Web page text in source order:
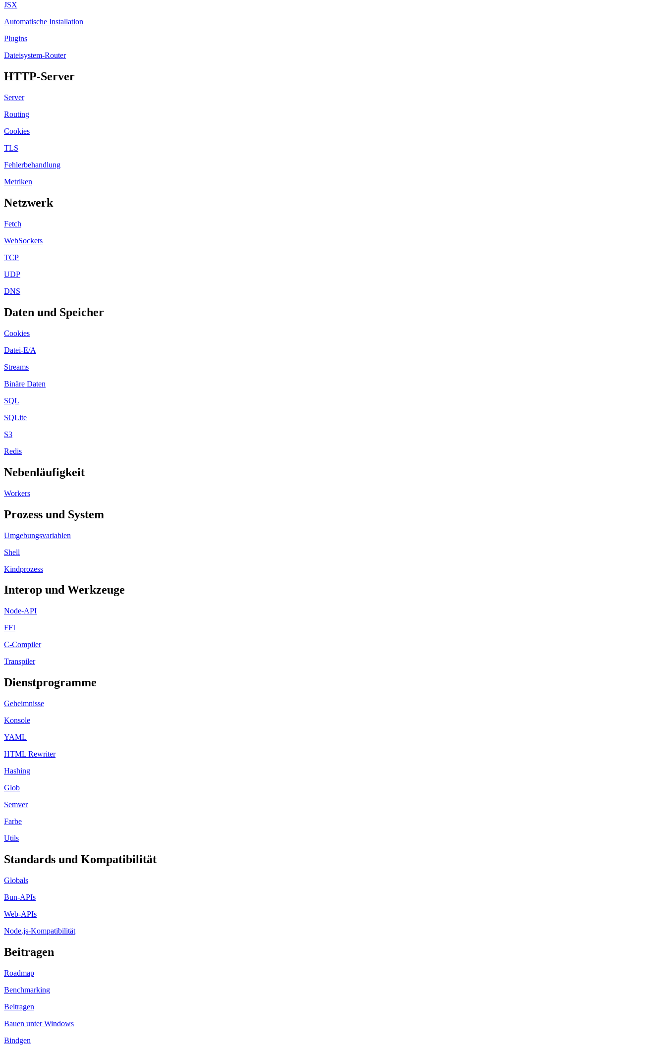
JSX
Automatische Installation
Plugins
Dateisystem-Router
HTTP-Server
Server
Routing
Cookies
TLS
Fehlerbehandlung
Metriken
Netzwerk
Fetch
WebSockets
TCP
UDP
DNS
Daten und Speicher
Cookies
Datei-E/A
Streams
Binäre Daten
SQL
SQLite
S3
Redis
Nebenläufigkeit
Workers
Prozess und System
Umgebungsvariablen
Shell
Kindprozess
Interop und Werkzeuge
Node-API
FFI
C-Compiler
Transpiler
Dienstprogramme
Geheimnisse
Konsole
YAML
HTML Rewriter
Hashing
Glob
Semver
Farbe
Utils
Standards und Kompatibilität
Globals
Bun-APIs
Web-APIs
Node.js-Kompatibilität
Beitragen
Roadmap
Benchmarking
Beitragen
Bauen unter Windows
Bindgen